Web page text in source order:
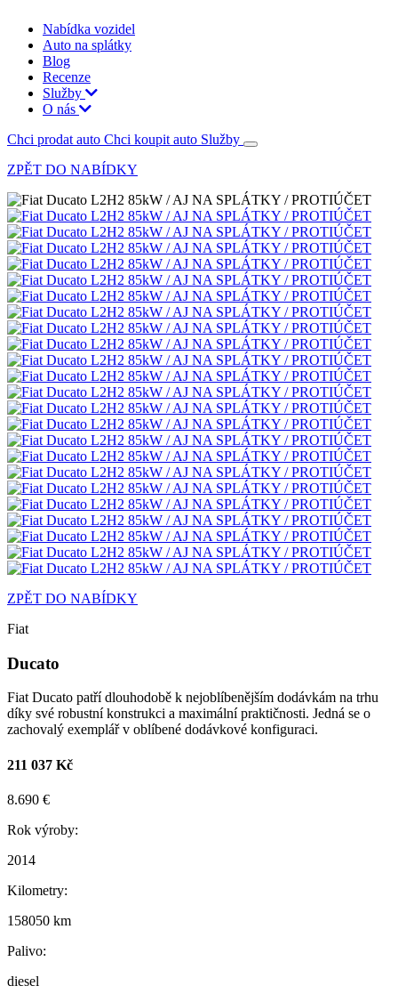
Nabídka vozidel
Auto na splátky
Blog
Recenze
Služby
O nás
Chci prodat auto Chci koupit auto Služby
ZPĚT DO NABÍDKY
ZPĚT DO NABÍDKY
Fiat
Ducato
Fiat Ducato patří dlouhodobě k nejoblíbenějším dodávkám na trhu
díky své robustní konstrukci a maximální praktičnosti. Jedná se o
zachovalý exemplář v oblíbené dodávkové konfiguraci.
211 037 Kč
8.690 €
Rok výroby:
2014
Kilometry:
158050 km
Palivo:
diesel